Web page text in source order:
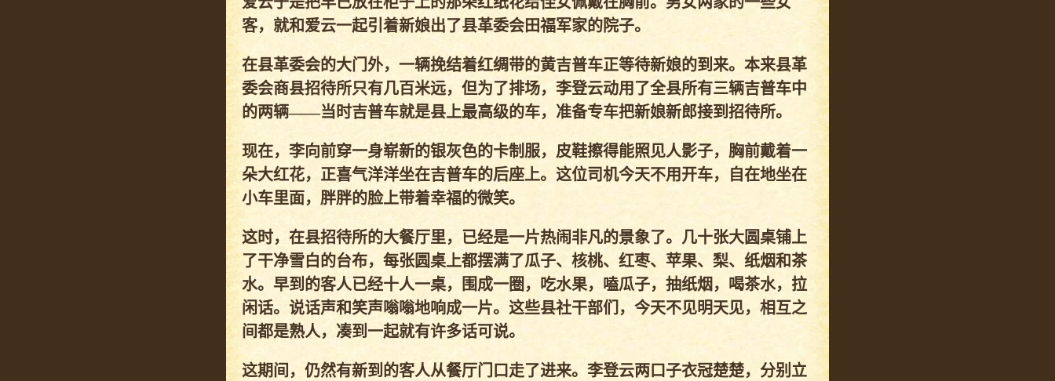
客，就和爱云一起引着新娘出了县革委会田福军家的院子。
在县革委会的大门外，一辆挽结着红绸带的黄吉普车正等待新娘的到来。本来县革
委会商县招待所只有几百米远，但为了排场，李登云动用了全县所有三辆吉普车中
的两辆——当时吉普车就是县上最高级的车，准备专车把新娘新郎接到招待所。
现在，李向前穿一身崭新的银灰色的卡制服，皮鞋擦得能照见人影子，胸前戴着一
朵大红花，正喜气洋洋坐在吉普车的后座上。这位司机今天不用开车，自在地坐在
小车里面，胖胖的脸上带着幸福的微笑。
这时，在县招待所的大餐厅里，已经是一片热闹非凡的景象了。几十张大圆桌铺上
了干净雪白的台布，每张圆桌上都摆满了瓜子、核桃、红枣、苹果、梨、纸烟和茶
水。早到的客人已经十人一桌，围成一圈，吃水果，嗑瓜子，抽纸烟，喝茶水，拉
闲话。说话声和笑声嗡嗡地响成一片。这些县社干部们，今天不见明天见，相互之
间都是熟人，凑到一起就有许多话可说。
这期间，仍然有新到的客人从餐厅门口走了进来。李登云两口子衣冠楚楚，分别立